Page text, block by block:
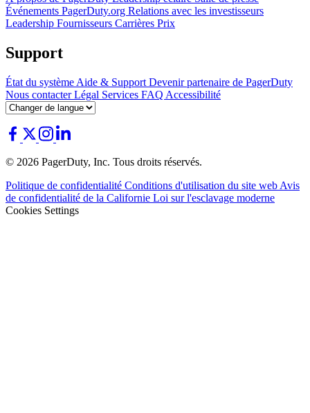
Événements PagerDuty.org Relations avec les investisseurs
Leadership Fournisseurs Carrières Prix
Support
État du système Aide & Support Devenir partenaire de PagerDuty
Nous contacterLégal Services FAQ Accessibilité
© 2026 PagerDuty, Inc. Tous droits réservés.
Politique de confidentialité Conditions d'utilisation du site web Avis
de confidentialité de la Californie Loi sur l'esclavage moderne
Cookies Settings